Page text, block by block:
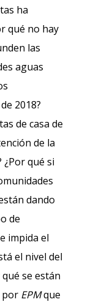
ha
qué no hay
las
aguas
2018?
de casa de
de la
qué si
dando
de
impida el
el nivel del
se están
por EPMque